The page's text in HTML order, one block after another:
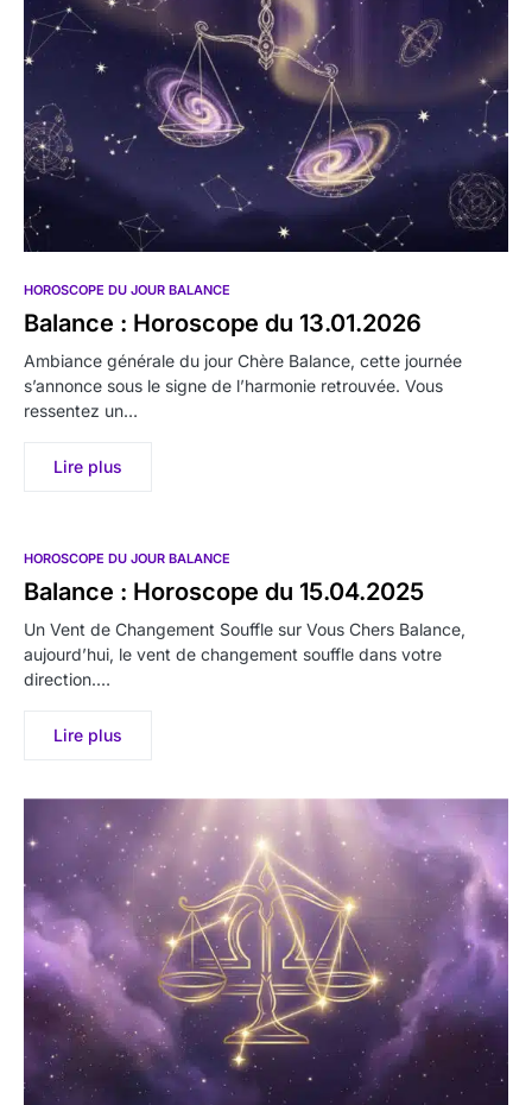
HOROSCOPE DU JOUR BALANCE
Balance : Horoscope du 13.01.2026
Ambiance générale du jour Chère Balance, cette journée
s’annonce sous le signe de l’harmonie retrouvée. Vous
ressentez un…
Lire plus
HOROSCOPE DU JOUR BALANCE
Balance : Horoscope du 15.04.2025
Un Vent de Changement Souffle sur Vous Chers Balance,
aujourd’hui, le vent de changement souffle dans votre
direction.…
Lire plus